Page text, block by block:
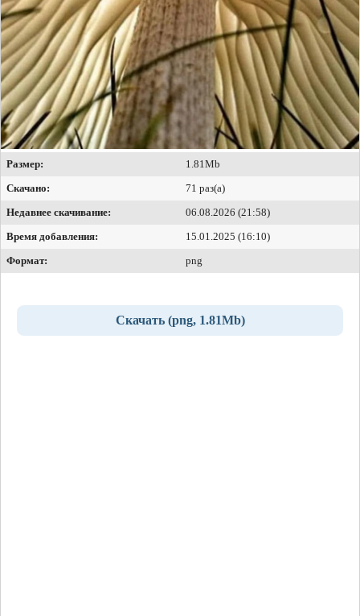
Размер:
1.81Mb
Скачано:
71 раз(а)
Недавнее скачивание:
06.08.2026 (21:58)
Время добавления:
15.01.2025 (16:10)
Формат:
png
Скачать (png, 1.81Mb)